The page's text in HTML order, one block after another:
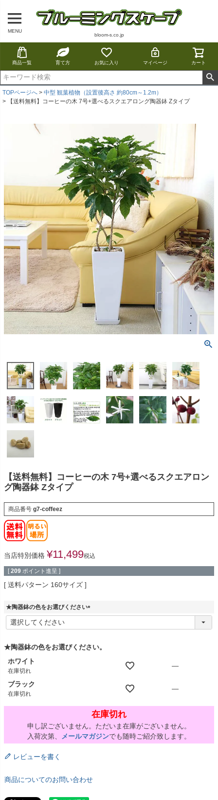
MENU
bloom-s.co.jp
商品一覧 育て方 お気に入り マイページ カート
TOPページへ
中型 観葉植物（設置後高さ 約80cm～1.2m）
【送料無料】コーヒーの木 7号+選べるスクエアロング陶器鉢 Zタイプ
【送料無料】コーヒーの木 7号+選べるスクエアロン
グ陶器鉢 Zタイプ
商品番号 g7-coffeez
当店特別価格 ¥11,499税込
[ 209 ポイント進呈 ]
送料パターン 160サイズ
★陶器鉢の色をお選びください
(
)
★陶器鉢の色をお選びください。
ホワイト
在庫切れ
—
ブラック
在庫切れ
—
在庫切れ
申し訳ございません。ただいま在庫がございません。
入荷次第、
メールマガジンでも随時ご紹介致します。
レビューを書く
商品についてのお問い合わせ